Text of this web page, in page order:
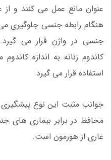
عنوان مانع عمل می کنند و از
هنگام رابطه جنسی جلوگیری
جنسی در واژن قرار می
کاندوم زنانه به اندازه
استفاده قرار می گیرد.
جوانب مثبت این نوع
محافظ در برابر بیماری های
عاری از هورمون است.